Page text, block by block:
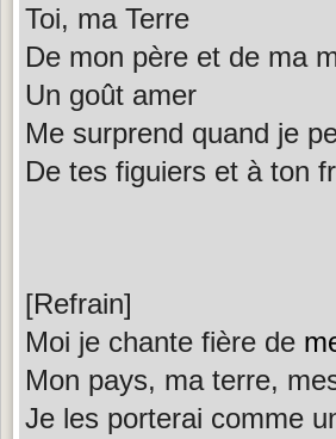
Toi, ma Terre
De mon père et de ma
Un goût amer
Me surprend quand je
De tes figuiers et à ton
[Refrain]
Moi je chante fière de
Mon pays, ma terre,
Je les porterai comme